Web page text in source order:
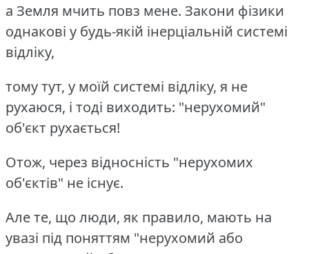
а Земля мчить повз мене. Закони фізики
однакові у будь-якій інерціальній системі
відліку,
тому тут, у моїй системі відліку, я не
рухаюся, і тоді виходить: "нерухомий"
об'єкт рухається!
Отож, через відносність "нерухомих
об'єктів" не існує.
Але те, що люди, як правило, мають на
увазі під поняттям "нерухомий або